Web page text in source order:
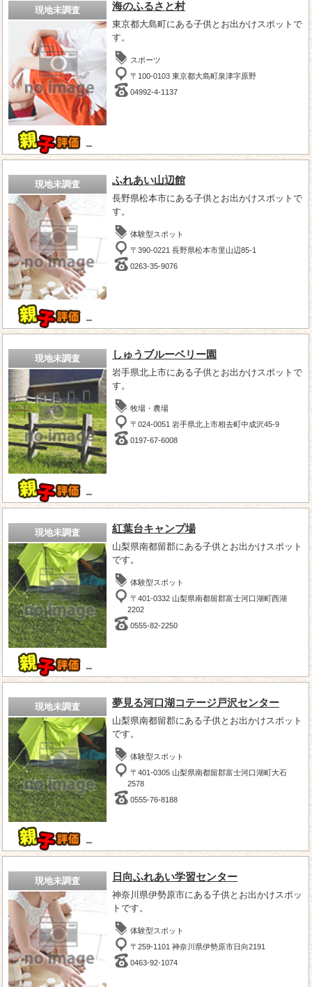
現地未調査
－
海のふるさと村
東京都大島町にある子供とお出かけスポットで
す。
スポーツ
〒100-0103 東京都大島町泉津字原野
04992-4-1137
現地未調査
－
ふれあい山辺館
長野県松本市にある子供とお出かけスポットで
す。
体験型スポット
〒390-0221 長野県松本市里山辺85-1
0263-35-9076
現地未調査
－
しゅうブルーベリー園
岩手県北上市にある子供とお出かけスポットで
す。
牧場・農場
〒024-0051 岩手県北上市相去町中成沢45-9
0197-67-6008
現地未調査
－
紅葉台キャンプ場
山梨県南都留郡にある子供とお出かけスポット
です。
体験型スポット
〒401-0332 山梨県南都留郡富士河口湖町西湖
2202
0555-82-2250
現地未調査
－
夢見る河口湖コテージ戸沢センター
山梨県南都留郡にある子供とお出かけスポット
です。
体験型スポット
〒401-0305 山梨県南都留郡富士河口湖町大石
2578
0555-76-8188
現地未調査 日向ふれあい学習センター
神奈川県伊勢原市にある子供とお出かけスポッ
トです。
体験型スポット
〒259-1101 神奈川県伊勢原市日向2191
0463-92-1074